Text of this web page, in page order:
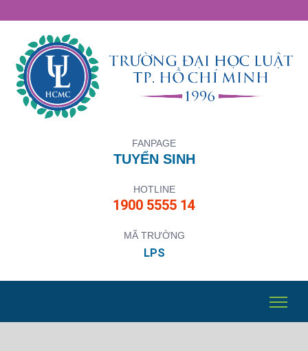
FANPAGE
TUYỂN SINH
HOTLINE
1900 5555 14
MÃ TRƯỜNG
LPS